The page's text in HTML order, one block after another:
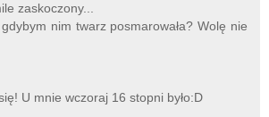
zaskoczony...
gdybym nim twarz posmarowała? Wolę nie
U mnie wczoraj 16 stopni było:D